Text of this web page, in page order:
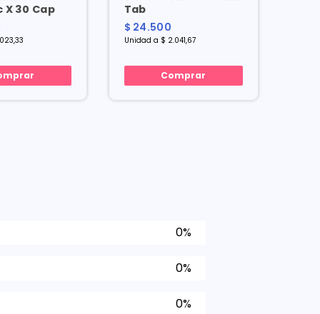
X 30 Cap
Tab
$ 24.500
Unidad a $ 2.041,67
Comprar
0%
0%
0%